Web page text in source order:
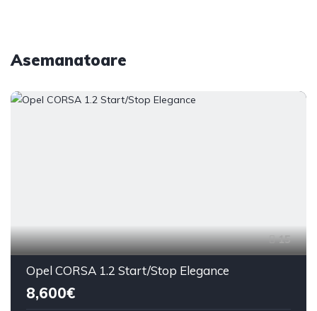
Asemanatoare
15
Opel CORSA 1.2 Start/Stop Elegance
8,600€